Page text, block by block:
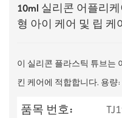
10ml 실리콘 어플리
형 아이 케어 및 립 케
이 실리콘 플라스틱 튜브는
킨 케어에 적합합니다. 용량
품목 번호: